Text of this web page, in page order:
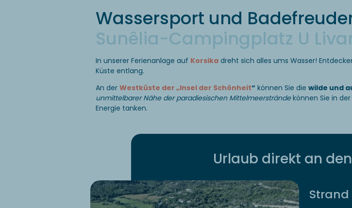
Wassersport und
Sunêlia-Campingplatz U
In unserer Ferienanlage auf Korsikadreht sich alles ums Wasser!
Küste entlang.
An der Westküste der „Insel der Schönheit“ können Sie die wilde und
unmittelbarer Nähe der paradiesischen Mittelmeersträndekönnen Sie in
Energie tanken.
Urlaub direkt an
Strand